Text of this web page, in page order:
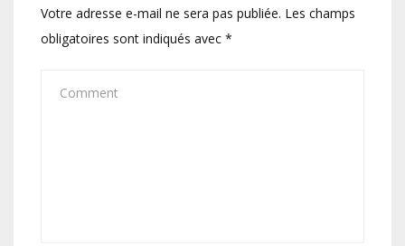
Votre adresse e-mail ne sera pas publiée. Les champs
obligatoires sont indiqués avec *